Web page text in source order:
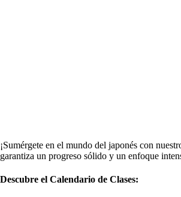
¡Sumérgete en el mundo del japonés con
garantiza un progreso sólido y un enfoque
Descubre el Calendario de Clases: